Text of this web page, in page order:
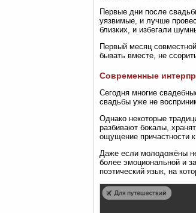
Первые дни после
уязвимые, и лучше
близких, и избегали
Первый месяц
бывать вместе, не
Современные
Сегодня многие
свадьбы уже не
Однако некоторые
разбивают бокалы,
ощущение причастности
Даже если молодожёны
более эмоциональной и
поэтический язык, на